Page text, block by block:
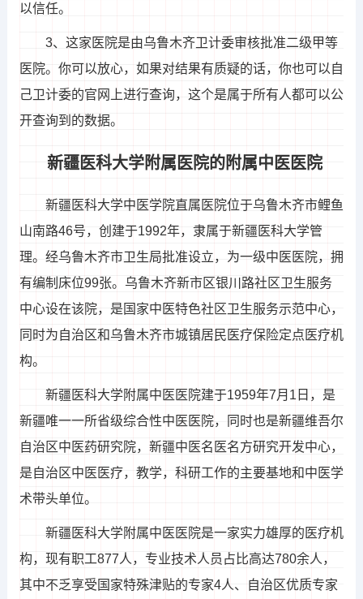
以信任。
3、这家医院是由乌鲁木齐卫计委审核批准二级甲等
医院。你可以放心，如果对结果有质疑的话，你也可以自
己卫计委的官网上进行查询，这个是属于所有人都可以公
开查询到的数据。
新疆医科大学附属医院的附属中医医院
新疆医科大学中医学院直属医院位于乌鲁木齐市鲤鱼
山南路46号，创建于1992年，隶属于新疆医科大学管
理。经乌鲁木齐市卫生局批准设立，为一级中医医院，拥
有编制床位99张。乌鲁木齐新市区银川路社区卫生服务
中心设在该院，是国家中医特色社区卫生服务示范中心，
同时为自治区和乌鲁木齐市城镇居民医疗保险定点医疗机
构。
新疆医科大学附属中医医院建于1959年7月1日，是
新疆唯一一所省级综合性中医医院，同时也是新疆维吾尔
自治区中医药研究院，新疆中医名医名方研究开发中心，
是自治区中医医疗，教学，科研工作的主要基地和中医学
术带头单位。
新疆医科大学附属中医医院是一家实力雄厚的医疗机
构，现有职工877人，专业技术人员占比高达780余人，
其中不乏享受国家特殊津贴的专家4人、自治区优质专家